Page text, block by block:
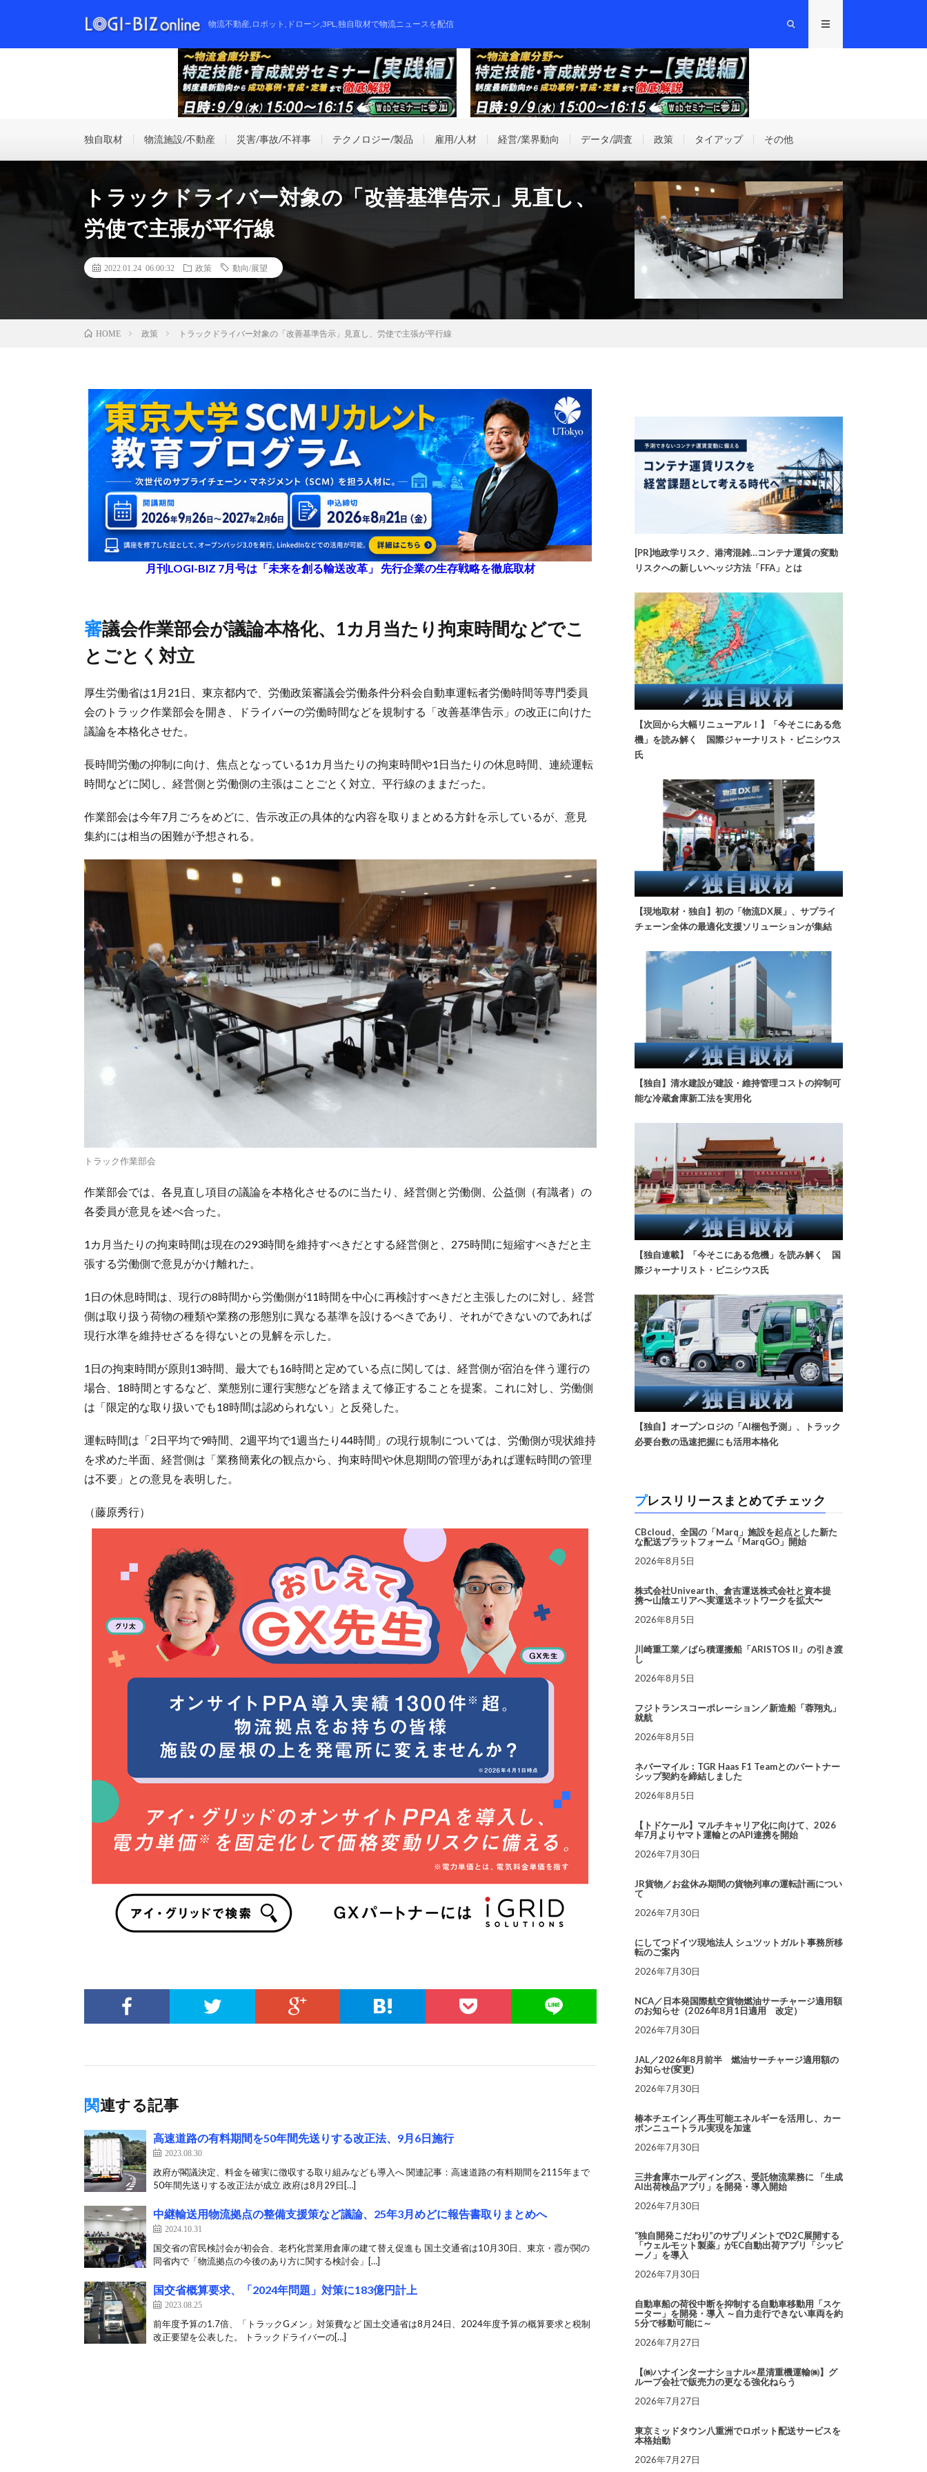
物流不動産,ロボット,ドローン,3PL,独自取材で物流ニュースを配信
独自取材 物流施設/不動産 災害/事故/不祥事 テクノロジー/製品 雇用/人材 経営/業界動向 データ/調査 政策 タイアップ その他
トラックドライバー対象の「改善基準告示」見直し、
労使で主張が平行線
2022.01.24 06:00:32 政策 動向/展望
HOME 政策 トラックドライバー対象の「改善基準告示」見直し、労使で主張が平行線
月刊LOGI-BIZ 7月号は「未来を創る輸送改革」 先行企業の生存戦略を徹底取材
審議会作業部会が議論本格化、1カ月当たり拘束時間などでこ
とごとく対立
厚生労働省は1月21日、東京都内で、労働政策審議会労働条件分科会自動車運転者労働時間等専門委員
会のトラック作業部会を開き、ドライバーの労働時間などを規制する「改善基準告示」の改正に向けた
議論を本格化させた。
長時間労働の抑制に向け、焦点となっている1カ月当たりの拘束時間や1日当たりの休息時間、連続運転
時間などに関し、経営側と労働側の主張はことごとく対立、平行線のままだった。
作業部会は今年7月ごろをめどに、告示改正の具体的な内容を取りまとめる方針を示しているが、意見
集約には相当の困難が予想される。
トラック作業部会
作業部会では、各見直し項目の議論を本格化させるのに当たり、経営側と労働側、公益側（有識者）の
各委員が意見を述べ合った。
1カ月当たりの拘束時間は現在の293時間を維持すべきだとする経営側と、275時間に短縮すべきだと主
張する労働側で意見がかけ離れた。
1日の休息時間は、現行の8時間から労働側が11時間を中心に再検討すべきだと主張したのに対し、経営
側は取り扱う荷物の種類や業務の形態別に異なる基準を設けるべきであり、それができないのであれば
現行水準を維持せざるを得ないとの見解を示した。
1日の拘束時間が原則13時間、最大でも16時間と定めている点に関しては、経営側が宿泊を伴う運行の
場合、18時間とするなど、業態別に運行実態などを踏まえて修正することを提案。これに対し、労働側
は「限定的な取り扱いでも18時間は認められない」と反発した。
運転時間は「2日平均で9時間、2週平均で1週当たり44時間」の現行規制については、労働側が現状維持
を求めた半面、経営側は「業務簡素化の観点から、拘束時間や休息期間の管理があれば運転時間の管理
は不要」との意見を表明した。
（藤原秀行）
関連する記事
高速道路の有料期間を50年間先送りする改正法、9月6日施行
2023.08.30
政府が閣議決定、料金を確実に徴収する取り組みなども導入へ 関連記事：高速道路の有料期間を2115年まで
50年間先送りする改正法が成立 政府は8月29日[…]
中継輸送用物流拠点の整備支援策など議論、25年3月めどに報告書取りまとめへ
2024.10.31
国交省の官民検討会が初会合、老朽化営業用倉庫の建て替え促進も 国土交通省は10月30日、東京・霞が関の
同省内で「物流拠点の今後のあり方に関する検討会」[…]
国交省概算要求、「2024年問題」対策に183億円計上
2023.08.25
前年度予算の1.7倍、「トラックGメン」対策費など 国土交通省は8月24日、2024年度予算の概算要求と税制
改正要望を公表した。 トラックドライバーの[…]
[PR]地政学リスク、港湾混雑…コンテナ運賃の変動
リスクへの新しいヘッジ方法「FFA」とは
【次回から大幅リニューアル！】「今そこにある危
機」を読み解く 国際ジャーナリスト・ビニシウス
氏
【現地取材・独自】初の「物流DX展」、サプライ
チェーン全体の最適化支援ソリューションが集結
【独自】清水建設が建設・維持管理コストの抑制可
能な冷蔵倉庫新工法を実用化
【独自連載】「今そこにある危機」を読み解く 国
際ジャーナリスト・ビニシウス氏
【独自】オープンロジの「AI梱包予測」、トラック
必要台数の迅速把握にも活用本格化
プレスリリースまとめてチェック
CBcloud、全国の「Marq」施設を起点とした新た
な配送プラットフォーム「MarqGO」開始
2026年8月5日
株式会社Univearth、倉吉運送株式会社と資本提
携〜山陰エリアへ実運送ネットワークを拡大〜
2026年8月5日
川崎重工業／ばら積運搬船「ARISTOS II」の引き渡
し
2026年8月5日
フジトランスコーポレーション／新造船「蓉翔丸」
就航
2026年8月5日
ネバーマイル：TGR Haas F1 Teamとのパートナー
シップ契約を締結しました
2026年8月5日
【トドケール】マルチキャリア化に向けて、2026
年7月よりヤマト運輸とのAPI連携を開始
2026年7月30日
JR貨物／お盆休み期間の貨物列車の運転計画につい
て
2026年7月30日
にしてつドイツ現地法人 シュツットガルト事務所移
転のご案内
2026年7月30日
NCA／日本発国際航空貨物燃油サーチャージ適用額
のお知らせ（2026年8月1日適用 改定）
2026年7月30日
JAL／2026年8月前半 燃油サーチャージ適用額の
お知らせ(変更)
2026年7月30日
椿本チエイン／再生可能エネルギーを活用し、カー
ボンニュートラル実現を加速
2026年7月30日
三井倉庫ホールディングス、受託物流業務に 「生成
AI出荷検品アプリ」を開発・導入開始
2026年7月30日
“独自開発こだわり”のサプリメントでD2C展開する
「ウェルモット製薬」がEC自動出荷アプリ「シッピ
ーノ」を導入
2026年7月30日
自動車船の荷役中断を抑制する自動車移動用「スケ
ーター」を開発・導入 ～自力走行できない車両を約
5分で移動可能に～
2026年7月27日
【㈱ハナインターナショナル×星清重機運輸㈱】グ
ループ会社で販売力の更なる強化ねらう
2026年7月27日
東京ミッドタウン八重洲でロボット配送サービスを
本格始動
2026年7月27日